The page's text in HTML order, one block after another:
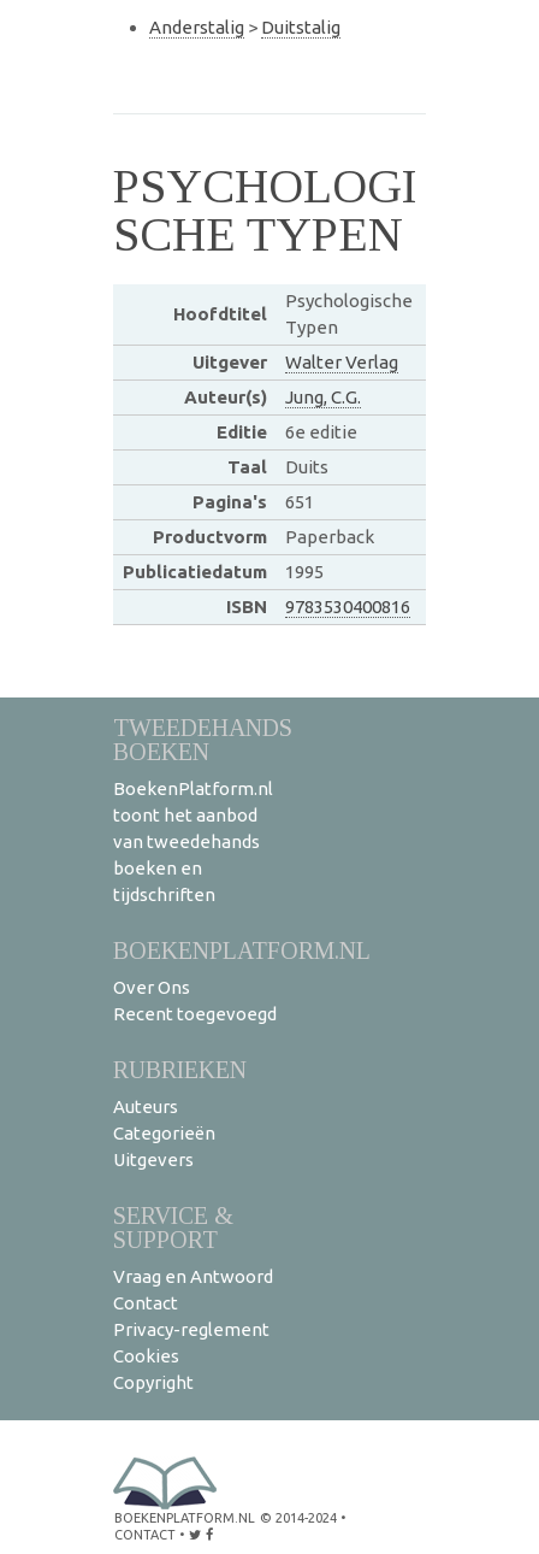
Anderstalig > Duitstalig
PSYCHOLOGI
SCHE TYPEN
Hoofdtitel
Psychologische
Typen
Uitgever
Walter Verlag
Auteur(s)
Jung, C.G.
Editie
6e editie
Taal
Duits
Pagina's
651
Productvorm
Paperback
Publicatiedatum
1995
ISBN
9783530400816
TWEEDEHANDS
BOEKEN
BoekenPlatform.nl
toont het aanbod
van tweedehands
boeken en
tijdschriften
BOEKENPLATFORM.NL
Over Ons
Recent toegevoegd
RUBRIEKEN
Auteurs
Categorieën
Uitgevers
SERVICE &
SUPPORT
Vraag en Antwoord
Contact
Privacy-reglement
Cookies
Copyright
BOEKENPLATFORM.NL © 2014-2024 •
CONTACT •